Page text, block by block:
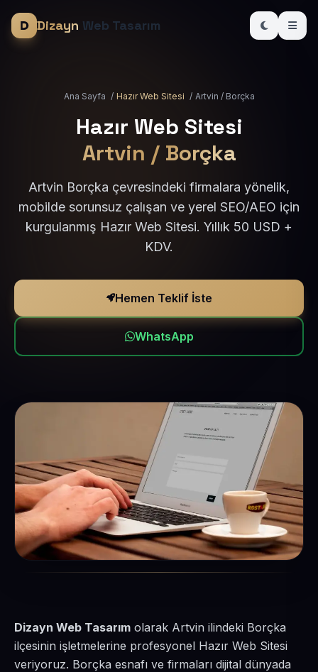
Dizayn Web Tasarım
Ana Sayfa / Hazır Web Sitesi / Artvin / Borçka
Hazır Web Sitesi
Artvin / Borçka
Artvin Borçka çevresindeki firmalara yönelik,
mobilde sorunsuz çalışan ve yerel SEO/AEO için
kurgulanmış Hazır Web Sitesi. Yıllık 50 USD +
KDV.
Hemen Teklif İste
WhatsApp
Dizayn Web Tasarım olarak Artvin ilindeki Borçka
ilçesinin işletmelerine profesyonel Hazır Web Sitesi
veriyoruz. Borçka esnafı ve firmaları dijital dünyada